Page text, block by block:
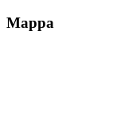
Mappa